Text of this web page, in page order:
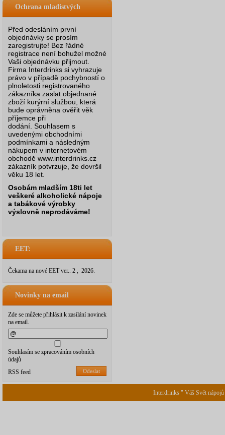
Ochrana mladistvých
Před odesláním první
objednávky se prosím
zaregistrujte! Bez řádné
registrace není bohužel možné
Vaši objednávku přijmout.
Firma Interdrinks si vyhrazuje
právo v případě pochybností o
plnoletosti registrovaného
zákazníka zaslat objednané
zboží kurýrní službou, která
bude oprávněna ověřit věk
příjemce při
dodání. Souhlasem s
uvedenými obchodními
podmínkami a následným
nákupem v internetovém
obchodě www.interdrinks.cz
zákazník potvrzuje, že dovršil
věku 18 let.
Osobám mladším 18ti let
veškeré alkoholické nápoje
a tabákové výrobky
výslovně neprodáváme!
EET:
Čekama na nové EET ver.. 2 , 2026.
Novinky na email
Zde se můžete přihlásit k zasílání novinek
na email.
Souhlasím se zpracováním osobních
údajů
Odeslat
RSS feed
Interdrinks " Váš Svět